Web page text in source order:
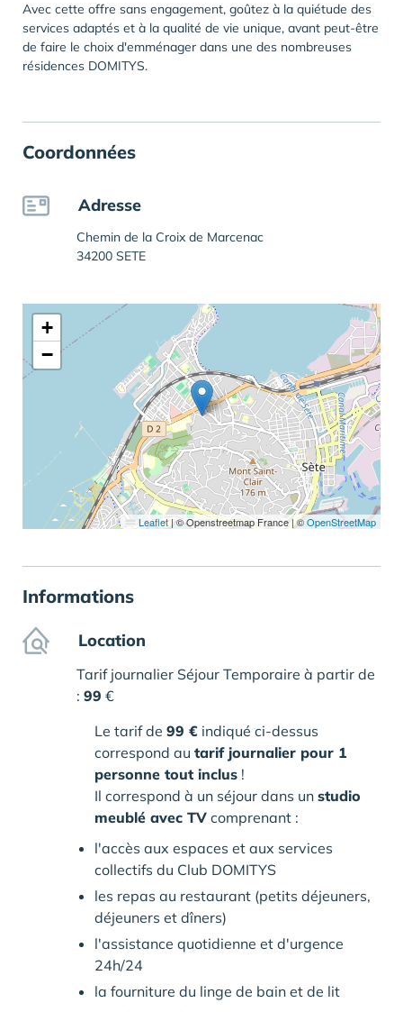
Avec cette offre sans engagement, goûtez à la quiétude des
services adaptés et à la qualité de vie unique, avant peut-être
de faire le choix d'emménager dans une des nombreuses
résidences DOMITYS.
Coordonnées
Adresse
Chemin de la Croix de Marcenac
34200 SETE
+
−
Leaflet|© Openstreetmap France | ©OpenStreetMap
Informations
Location
Tarif journalier Séjour Temporaire à partir de
: 99 €
Le tarif de 99 € indiqué ci-dessus
correspond au tarif journalier pour 1
personne tout inclus !
Il correspond à un séjour dans un studio
meublé avec TV comprenant :
l'accès aux espaces et aux services
collectifs du Club DOMITYS
les repas au restaurant (petits déjeuners,
déjeuners et dîners)
l'assistance quotidienne et d'urgence
24h/24
la fourniture du linge de bain et de lit